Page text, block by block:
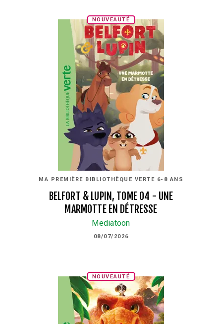
NOUVEAUTÉ
MA PREMIÈRE BIBLIOTHÈQUE VERTE 6-8 ANS
BELFORT & LUPIN, TOME 04 - UNE
MARMOTTE EN DÉTRESSE
Mediatoon
08/07/2026
NOUVEAUTÉ